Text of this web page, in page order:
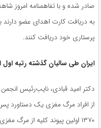
صادر شده و با تفاهمنامه امروز
به دریافت کارت اهدای عضو دارند
پرستاری خود دریافت کنند.
ایران طی سالیان گذشته رتبه
دکتر امید قبادی، نایب‌رئیس
از افراد مرگ مغزی یک دستاورد
۱۳۷۰ اولین پیوند کلیه از مرگ